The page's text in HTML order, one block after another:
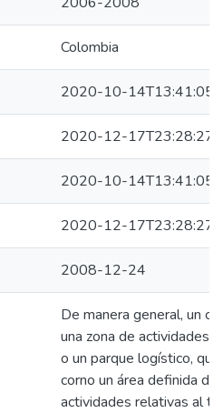
Colombia
2020-10-14T13:41:05Z
2020-12-17T23:28:27Z
2020-10-14T13:41:05Z
2020-12-17T23:28:27Z
2008-12-24
De manera general, un
una zona de actividades
o un parque logístico,
corno un área definida
actividades relativas al